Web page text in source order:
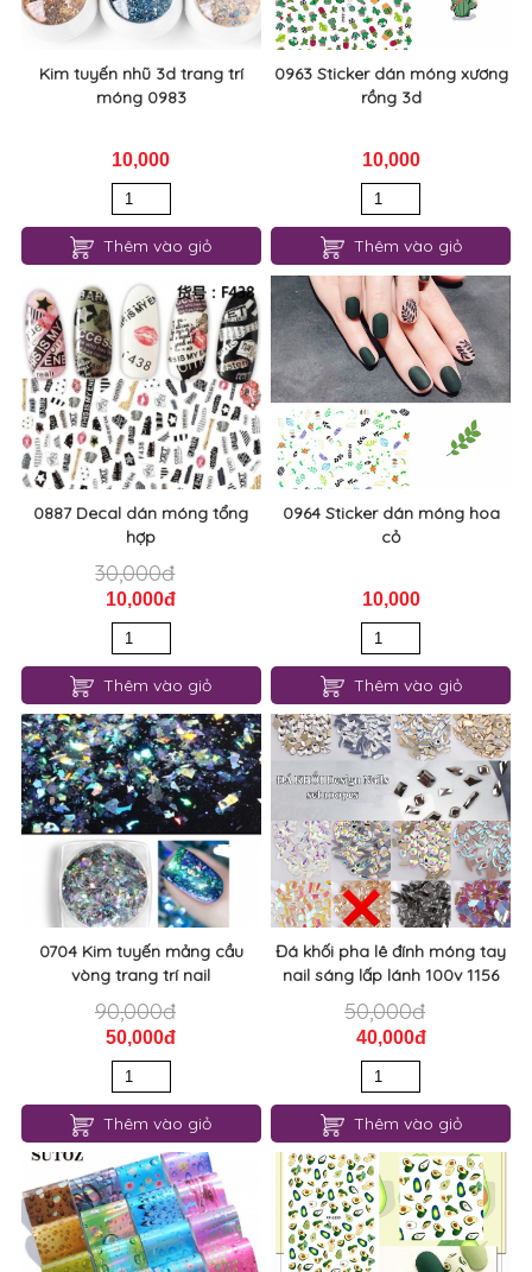
Kim tuyến nhũ 3d trang trí
móng 0983
10,000
Thêm vào giỏ
0963 Sticker dán móng xương
rồng 3d
10,000
Thêm vào giỏ
0887 Decal dán móng tổng
hợp
30,000đ
10,000đ
Thêm vào giỏ
0964 Sticker dán móng hoa
cỏ
10,000
Thêm vào giỏ
0704 Kim tuyến mảng cầu
vòng trang trí nail
90,000đ
50,000đ
Thêm vào giỏ
Đá khối pha lê đính móng tay
nail sáng lấp lánh 100v 1156
50,000đ
40,000đ
Thêm vào giỏ